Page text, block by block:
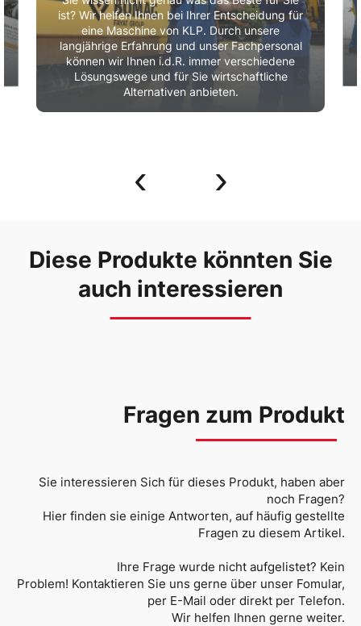
ist? Wir helfen Ihnen bei Ihrer Entscheidung für
eine Maschine von KLP. Durch unsere
langjährige Erfahrung und unser Fachpersonal
können wir Ihnen i.d.R. immer verschiedene
Lösungswege und für Sie wirtschaftliche
Alternativen anbieten.
‹ ›
Diese Produkte könnten Sie
auch interessieren
Fragen zum Produkt
Sie interessieren Sich für dieses Produkt, haben aber
noch Fragen?
Hier finden sie einige Antworten, auf häufig gestellte
Fragen zu diesem Artikel.
Ihre Frage wurde nicht aufgelistet? Kein
Problem! Kontaktieren Sie uns gerne über unser Fomular,
per E-Mail oder direkt per Telefon.
Wir helfen Ihnen gerne weiter.